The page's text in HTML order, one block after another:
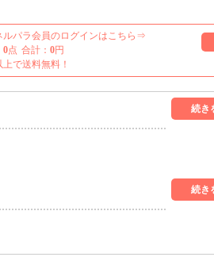
ルパラ会員のログインはこちら⇒
0点 合計： 0円
上で送料無料！